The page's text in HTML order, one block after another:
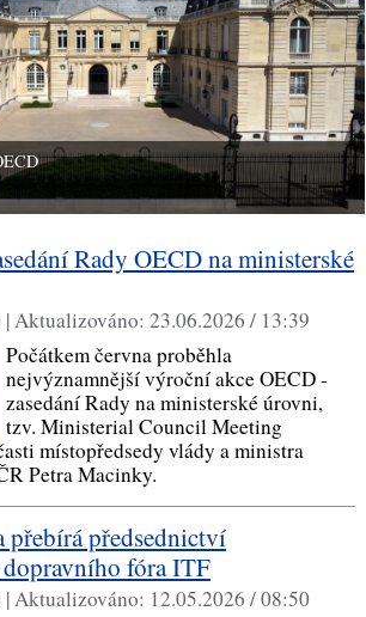
Rady OECD na ministerské
|Aktualizováno: 23.06.2026 / 13:39
Počátkem června proběhla
nejvýznamnější výroční akce OECD -
zasedání Rady na ministerské úrovni,
tzv. Ministerial Council Meeting
místopředsedy vlády a ministra
Petra Macinky.
přebírá předsednictví
fóra ITF
|Aktualizováno: 12.05.2026 / 08:50